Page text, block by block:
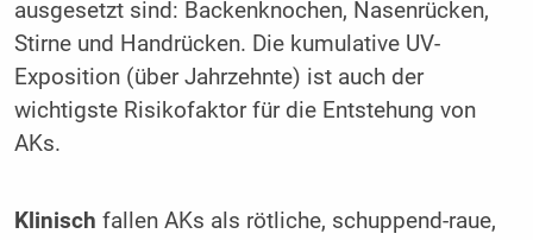
ausgesetzt sind: Backenknochen, Nasenrücken,
Stirne und Handrücken. Die kumulative UV-
Exposition (über Jahrzehnte) ist auch der
wichtigste Risikofaktor für die Entstehung von
AKs.
Klinisch fallen AKs als rötliche, schuppend-raue,